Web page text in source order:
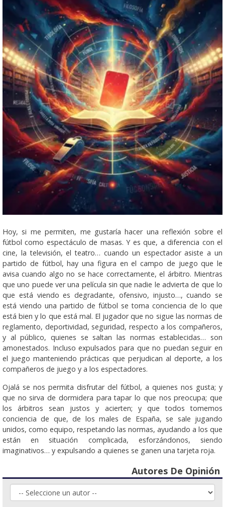
Hoy, si me permiten, me gustaría hacer una reflexión sobre el
fútbol como espectáculo de masas. Y es que, a diferencia con el
cine, la televisión, el teatro… cuando un espectador asiste a un
partido de fútbol, hay una figura en el campo de juego que le
avisa cuando algo no se hace correctamente, el árbitro. Mientras
que uno puede ver una película sin que nadie le advierta de que lo
que está viendo es degradante, ofensivo, injusto…, cuando se
está viendo una partido de fútbol se toma conciencia de lo que
está bien y lo que está mal. El jugador que no sigue las normas de
reglamento, deportividad, seguridad, respecto a los compañeros,
y al público, quienes se saltan las normas establecidas… son
amonestados. Incluso expulsados para que no puedan seguir en
el juego manteniendo prácticas que perjudican al deporte, a los
compañeros de juego y a los espectadores.
Ojalá se nos permita disfrutar del fútbol, a quienes nos gusta; y
que no sirva de dormidera para tapar lo que nos preocupa; que
los árbitros sean justos y acierten; y que todos tomemos
conciencia de que, de los males de España, se sale jugando
unidos, como equipo, respetando las normas, ayudando a los que
están en situación complicada, esforzándonos, siendo
imaginativos… y expulsando a quienes se ganen una tarjeta roja.
Autores De Opinión